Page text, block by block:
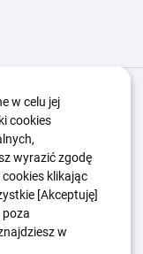
Kontakt
Sygnaliści
w celu jej
cookies
wyrazić zgodę
klikając
[Akceptuję]
poza
w